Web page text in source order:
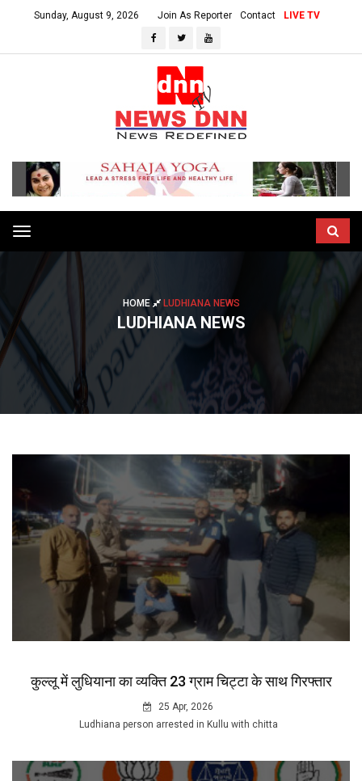
Sunday, August 9, 2026 Join As Reporter Contact LIVE TV
Toggle
navigation
HOME LUDHIANA NEWS
LUDHIANA NEWS
कुल्लू में लुधियाना का व्यक्ति 23 ग्राम चिट्टा के साथ गिरफ्तार
25 Apr, 2026
Ludhiana person arrested in Kullu with chitta